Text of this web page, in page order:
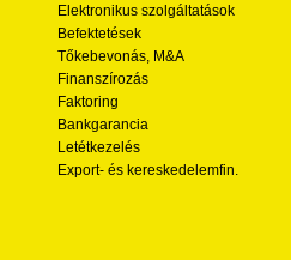
Elektronikus szolgáltatások
Befektetések
Tőkebevonás, M&A
Finanszírozás
Faktoring
Bankgarancia
Letétkezelés
Export- és kereskedelemfin.